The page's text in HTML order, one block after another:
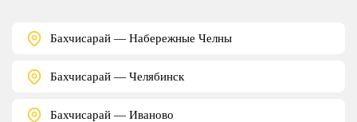
Бахчисарай — Набережные Челны
Бахчисарай — Челябинск
Бахчисарай — Иваново